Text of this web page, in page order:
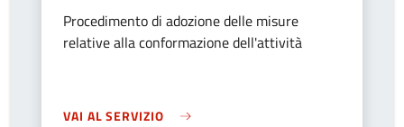
Procedimento di adozione delle misure
relative alla conformazione dell'attività
VAI AL SERVIZIO